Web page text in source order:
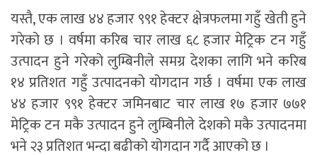
यस्तै, एक लाख ४४ हजार ९९१ हेक्टर क्षेत्रफलमा गहुँ खेती हुने
गरेको छ । वर्षमा करिब चार लाख ६८ हजार मेट्रिक टन गहुँ
उत्पादन हुने गरेको लुम्बिनीले समग्र देशका लागि भने करिब
१४ प्रतिशत गहुँ उत्पादनको योगदान गर्छ । वर्षमा एक लाख
४४ हजार ९९१ हेक्टर जमिनबाट चार लाख १७ हजार ७७१
मेट्रिक टन मकै उत्पादन हुने लुम्बिनीले देशको मकै उत्पादनमा
भने २३ प्रतिशत भन्दा बढीको योगदान गर्दै आएको छ ।